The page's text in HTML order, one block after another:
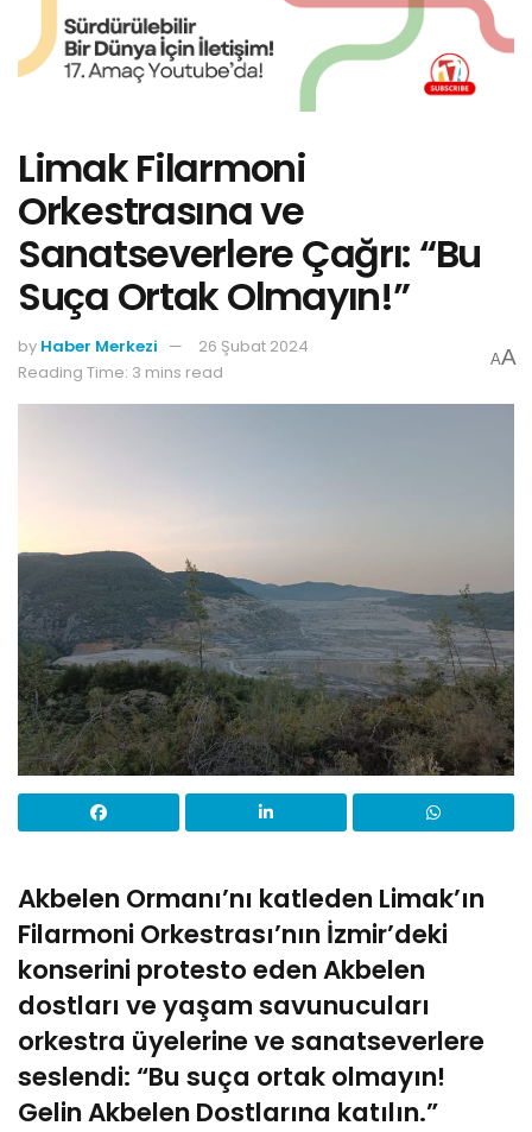
Limak Filarmoni
Orkestrasına ve
Sanatseverlere Çağrı: “Bu
Suça Ortak Olmayın!”
by Haber Merkezi
26 Şubat 2024
Reading Time: 3 mins read
AA
Akbelen Ormanı’nı katleden Limak’ın
Filarmoni Orkestrası’nın İzmir’deki
konserini protesto eden Akbelen
dostları ve yaşam savunucuları
orkestra üyelerine ve sanatseverlere
seslendi: “Bu suça ortak olmayın!
Gelin Akbelen Dostlarına katılın.”